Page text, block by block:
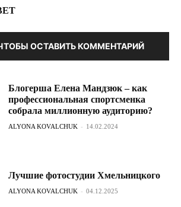
ОСТАВИТЬ КОММЕНТАРИЙ
Блогерша Елена Мандзюк – как
профессиональная спортсменка
собрала миллионную аудиторию?
ALYONA KOVALCHUK - 14.02.2024
Лучшие фотостудии Хмельницкого
ALYONA KOVALCHUK - 04.12.2025